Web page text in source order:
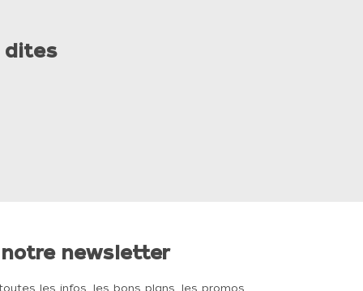
dites
newsletter
les infos, les bons plans, les promos, …